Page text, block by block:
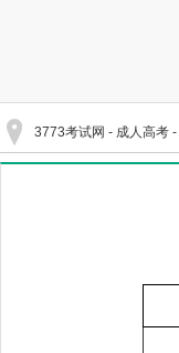
3773考试网 - 成人高考 -